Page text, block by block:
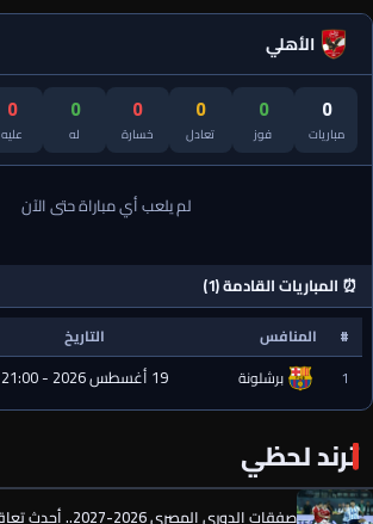
الأهلي
0
مباريات
0
فوز
0
تعادل
0
خسارة
0
له
0
عليه
لم يلعب أي مباراة حتى الآن
⏰ المباريات القادمة (1)
# المنافس التاريخ
1
برشلونة 19 أغسطس 2026 - 21:00
ترند لحظي
صفقات الدوري المصري 2026-2027.. أحدث تعاقدات الأندية